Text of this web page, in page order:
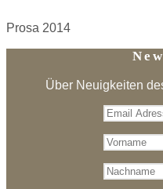
Prosa 2014
Über Neuigkeiten